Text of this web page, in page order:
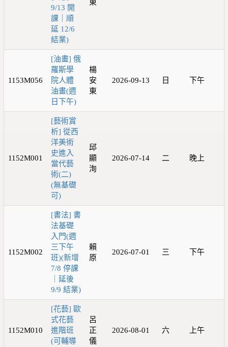
9/13 開
課｜順
延 12/6
結業)
東
1153M056
[油畫] 俄
羅斯學
院人體
油畫(週
日下午)
楊
安
東
2026-09-13 日 下午
1152M001
[藝術賞
析] 從西
洋美術
史進入
當代藝
術(二)
(無基礎
可)
邱
顯
洵
2026-07-14 二 晚上
1152M002
[書法] 書
法基礎
入門(週
三下午
班)(新增
7/8 停課
｜延後
9/9 結業)
賴
原
2026-07-01 三 下午
1152M010
[花藝] 歐
式花藝
進階班
(可輔導
呂
正
儀
2026-08-01 六 上午